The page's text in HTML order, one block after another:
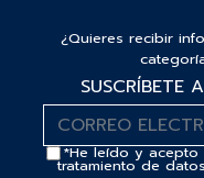
¿Quieres recibir
SUSCRÍBETE
*He leído y
tratamiento de datos